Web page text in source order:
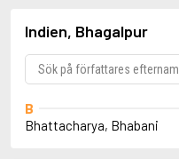
Indien, Bhagalpur
B
Bhattacharya, Bhabani